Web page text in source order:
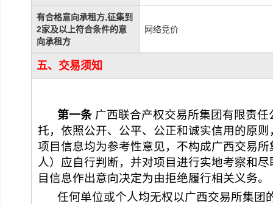
有合格意向承租方,征集到
2家及以上符合条件的意
向承租方
网络竞价
五、交易须知
第一条 广西联合产权交易所集团有限责任
托，依照公开、公平、公正和诚实信用的原
项目信息均为参考性意见，不构成广西交易所
人）应自行判断，并对项目进行实地考察和
目信息作出意向决定为由拒绝履行相关义务。
任何单位或个人均无权以广西交易所集团